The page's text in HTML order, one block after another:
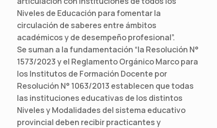
Niveles de Educación para fomentar la
circulación de saberes entre ámbitos
académicos y de desempeño profesional”.
Se suman a la fundamentación “la Resolución N°
1573/2023 y el Reglamento Orgánico Marco para
los Institutos de Formación Docente por
Resolución N° 1063/2013 establecen que todas
las instituciones educativas de los distintos
Niveles y Modalidades del sistema educativo
provincial deben recibir practicantes y